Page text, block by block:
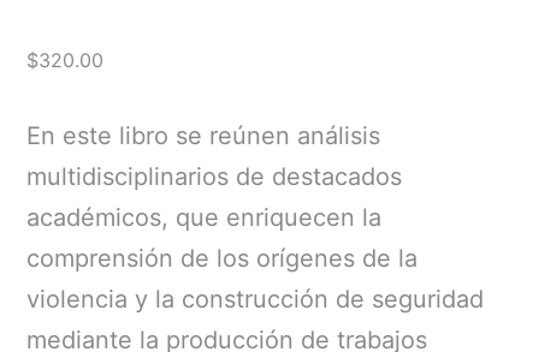
$320.00
En este libro se reúnen análisis
multidisciplinarios de destacados
académicos, que enriquecen la
comprensión de los orígenes de la
violencia y la construcción de seguridad
mediante la producción de trabajos